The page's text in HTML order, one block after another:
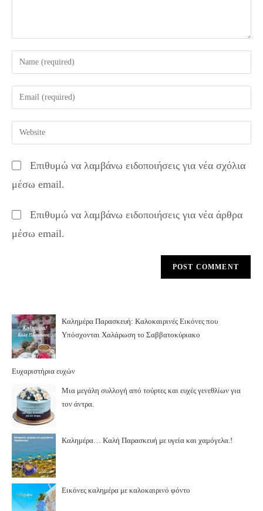
Enter
your
name
comment
Enter
your
email
address
comment
Enter
your
URL
(optional)
Επιθυμώ να λαμβάνω ειδοποιήσεις για νέα σχόλια
μέσω email.
Επιθυμώ να λαμβάνω ειδοποιήσεις για νέα άρθρα
μέσω email.
Καλημέρα Παρασκευή: Καλοκαιρινές Εικόνες που
Υπόσχονται Χαλάρωση το Σαββατοκύριακο
Ευχαριστήρια ευχών
Μια μεγάλη συλλογή από τούρτες και ευχές γενεθλίων για
τον άντρα.
Καλημέρα… Καλή Παρασκευή με υγεία και χαμόγελα.!
Εικόνες καλημέρα με καλοκαιρινό φόντο